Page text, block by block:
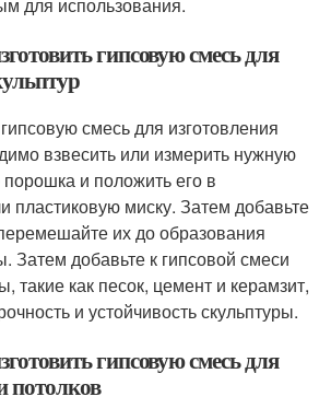
гипсовую смесь для
смесь для изготовления
взвесить или измерить нужную
и положить его в
пластиковую миску. Затем добавьте
их до образования
Затем добавьте к гипсовой смеси
такие как песок, цемент и керамзит,
и устойчивость скульптуры.
гипсовую смесь для
потолков